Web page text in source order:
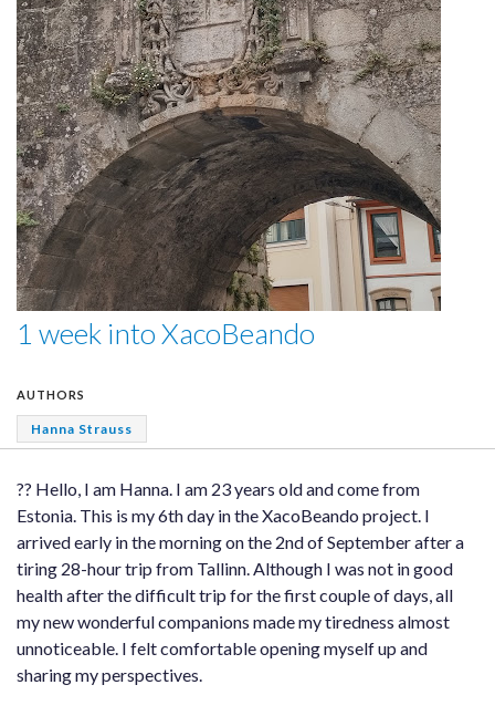
1 week into XacoBeando
AUTHORS
Hanna Strauss
?? Hello, I am Hanna. I am 23 years old and come from
Estonia. This is my 6th day in the XacoBeando project. I
arrived early in the morning on the 2nd of September after a
tiring 28-hour trip from Tallinn. Although I was not in good
health after the difficult trip for the first couple of days, all
my new wonderful companions made my tiredness almost
unnoticeable. I felt comfortable opening myself up and
sharing my perspectives.